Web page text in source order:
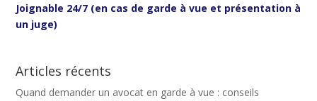
Joignable 24/7 (en cas de garde à vue et présentation à
un juge)
Articles récents
Quand demander un avocat en garde à vue : conseils